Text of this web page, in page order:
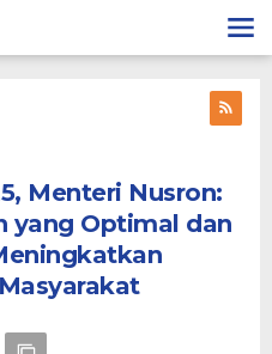
Menteri Nusron:
yang Optimal dan